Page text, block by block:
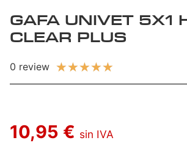
GAFA UNIVET 5X1
CLEAR PLUS
0 review ★★★★★
10,95 € sin IVA